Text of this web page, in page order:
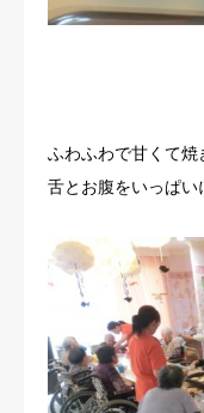
ふわふわで甘くて
舌とお腹をいっぱい